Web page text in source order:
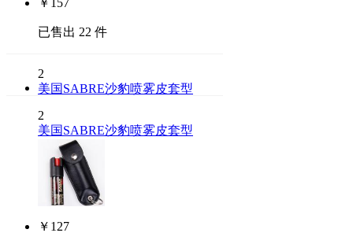
已售出 22 件
2
美国SABRE沙豹喷雾皮套型
2
美国SABRE沙豹喷雾皮套型
￥ 127